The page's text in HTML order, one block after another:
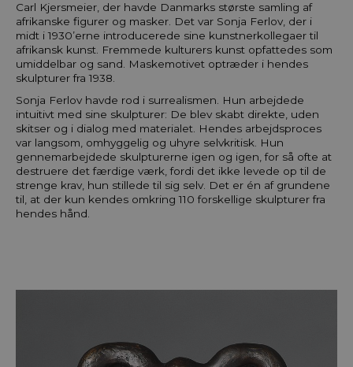
Carl Kjersmeier, der havde Danmarks største samling af
afrikanske figurer og masker. Det var Sonja Ferlov, der i
midt i 1930’erne introducerede sine kunstnerkollegaer til
afrikansk kunst. Fremmede kulturers kunst opfattedes som
umiddelbar og sand. Maskemotivet optræder i hendes
skulpturer fra 1938.
Sonja Ferlov havde rod i surrealismen. Hun arbejdede
intuitivt med sine skulpturer: De blev skabt direkte, uden
skitser og i dialog med materialet. Hendes arbejdsproces
var langsom, omhyggelig og uhyre selvkritisk. Hun
gennemarbejdede skulpturerne igen og igen, for så ofte at
destruere det færdige værk, fordi det ikke levede op til de
strenge krav, hun stillede til sig selv. Det er én af grundene
til, at der kun kendes omkring 110 forskellige skulpturer fra
hendes hånd.